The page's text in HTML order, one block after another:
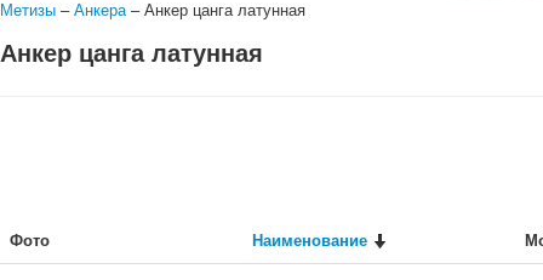
Метизы – Анкера– Анкер цанга латунная
Анкер цанга латунная
Фото Наименование